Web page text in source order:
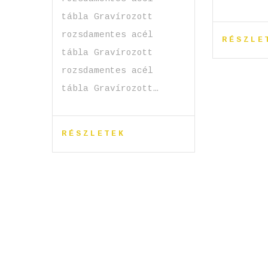
tábla Gravírozott
rozsdamentes acél
tábla Gravírozott
rozsdamentes acél
tábla Gravírozott…
RÉSZLETEK